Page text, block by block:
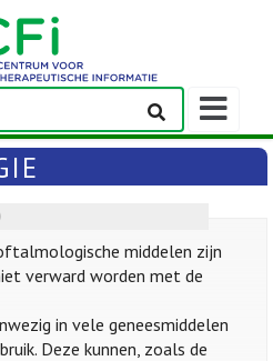
middelen zijn
verward worden met de
in vele geneesmiddelen
Deze kunnen, zoals de